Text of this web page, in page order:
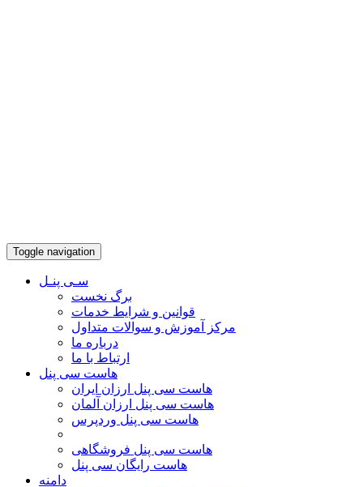
Toggle navigation
سـی پنـل
برگ نخست
قوانین و شرایط خدمات
مرکز آموزش و سوالات متداول
درباره ما
ارتباط با ما
هاست سی پنل
هاست سی پنل ارزان ایران
هاست سی پنل ارزان آلمان
هاست سی پنل وردپرس
هاست سی پنل فروشگاهی
هاست رایگان سی پنل
دامنه